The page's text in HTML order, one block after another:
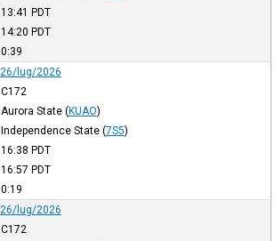
13:41 PDT
14:20 PDT
0:39
26/lug/2026
C172
Aurora State (KUAO)
Independence State (7S5)
16:38 PDT
16:57 PDT
0:19
26/lug/2026
C172